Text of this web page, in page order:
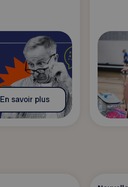
En savoir plus